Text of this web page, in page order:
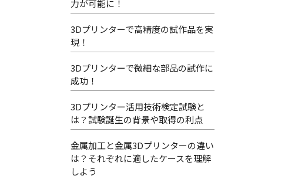
力が可能に！
3Dプリンターで高精度の試作品を実
現！
3Dプリンターで微細な部品の試作に
成功！
3Dプリンター活用技術検定試験と
は？試験誕生の背景や取得の利点
金属加工と金属3Dプリンターの違い
は？それぞれに適したケースを理解
しよう